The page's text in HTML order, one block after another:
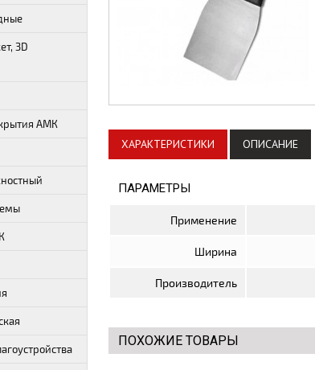
3D
АМК
ХАРАКТЕРИСТИКИ ОПИСАНИЕ
ПАРАМЕТРЫ
Применение
Ширина
Производитель
ПОХОЖИЕ ТОВАРЫ